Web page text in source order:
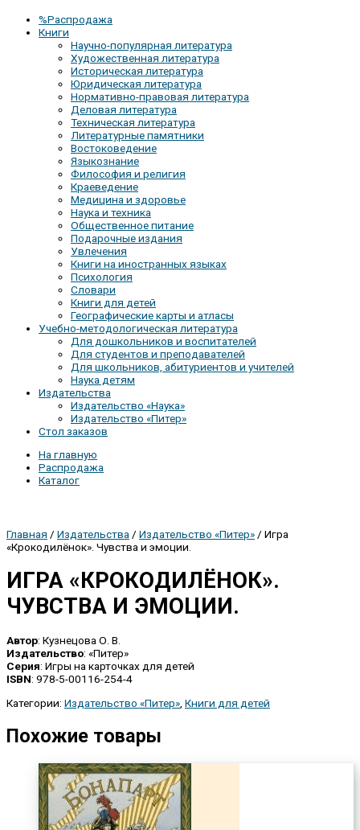
%Распродажа
Книги
Научно-популярная литература
Художественная литература
Историческая литература
Юридическая литература
Нормативно-правовая литература
Деловая литература
Техническая литература
Литературные памятники
Востоковедение
Языкознание
Философия и религия
Краеведение
Медицина и здоровье
Наука и техника
Общественное питание
Подарочные издания
Увлечения
Книги на иностранных языках
Психология
Словари
Книги для детей
Географические карты и атласы
Учебно-методологическая литература
Для дошкольников и воспитателей
Для студентов и преподавателей
Для школьников, абитуриентов и учителей
Наука детям
Издательства
Издательство «Наука»
Издательство «Питер»
Стол заказов
На главную
Распродажа
Каталог
Главная / Издательства / Издательство «Питер» / Игра
«Крокодилёнок». Чувства и эмоции.
ИГРА «КРОКОДИЛЁНОК».
ЧУВСТВА И ЭМОЦИИ.
Автор: Кузнецова О. В.
Издательство: «Питер»
Серия: Игры на карточках для детей
ISBN: 978-5-00116-254-4
Категории: Издательство «Питер» Книги для детей
Похожие товары